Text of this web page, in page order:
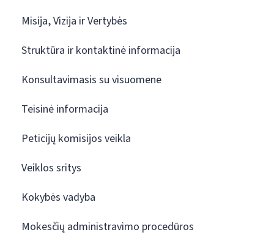
Misija, Vizija ir Vertybės
Struktūra ir kontaktinė informacija
Konsultavimasis su visuomene
Teisinė informacija
Peticijų komisijos veikla
Veiklos sritys
Kokybės vadyba
Mokesčių administravimo procedūros